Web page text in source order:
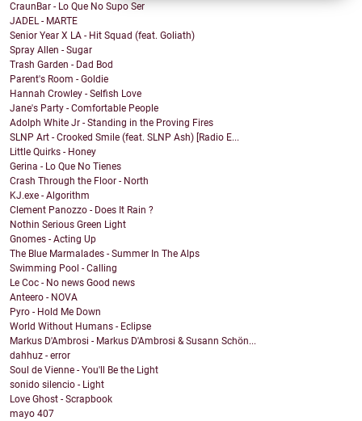
CraunBar - Lo Que No Supo Ser
JADEL - MARTE
Senior Year X LA - Hit Squad (feat. Goliath)
Spray Allen - Sugar
Trash Garden - Dad Bod
Parent's Room - Goldie
Hannah Crowley - Selfish Love
Jane's Party - Comfortable People
Adolph White Jr - Standing in the Proving Fires
SLNP Art - Crooked Smile (feat. SLNP Ash) [Radio E...
Little Quirks - Honey
Gerina - Lo Que No Tienes
Crash Through the Floor - North
KJ.exe - Algorithm
Clement Panozzo - Does It Rain ?
Nothin Serious Green Light
Gnomes - Acting Up
The Blue Marmalades - Summer In The Alps
Swimming Pool - Calling
Le Coc - No news Good news
Anteero - NOVA
Pyro - Hold Me Down
World Without Humans - Eclipse
Markus D'Ambrosi - Markus D'Ambrosi & Susann Schön...
dahhuz - error
Soul de Vienne - You'll Be the Light
sonido silencio - Light
Love Ghost - Scrapbook
mayo 407